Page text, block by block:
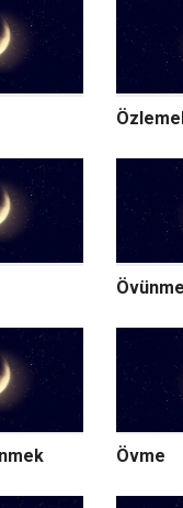
Övünme
Övme